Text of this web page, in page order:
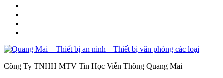
Công Ty TNHH MTV Tin Học Viễn Thông Quang Mai